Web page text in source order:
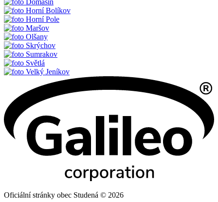
Horní Bolíkov
Horní Pole
Maršov
Olšany
Skrýchov
Sumrakov
Světlá
Velký Jeníkov
Oficiální stránky obec Studená © 2026